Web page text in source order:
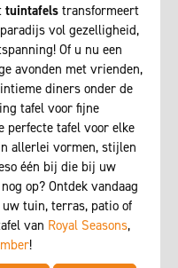
tuintafelstransformeert
vol gezelligheid,
Of u nu een
avonden met vrienden,
diners onder de
tafel voor fijne
perfecte tafel voor elke
allerlei vormen, stijlen
één bij die bij uw
op? Ontdek vandaag
tuin, terras, patio of
van Royal Seasons,
!